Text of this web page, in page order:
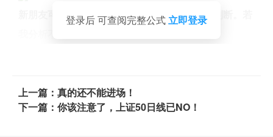
新朋友可以点击左下角阅读原文，查看之前的判断。若
登录后 可查阅完整公式立即登录
上一篇：真的还不能进场！
下一篇：你该注意了，上证50日线已NO！